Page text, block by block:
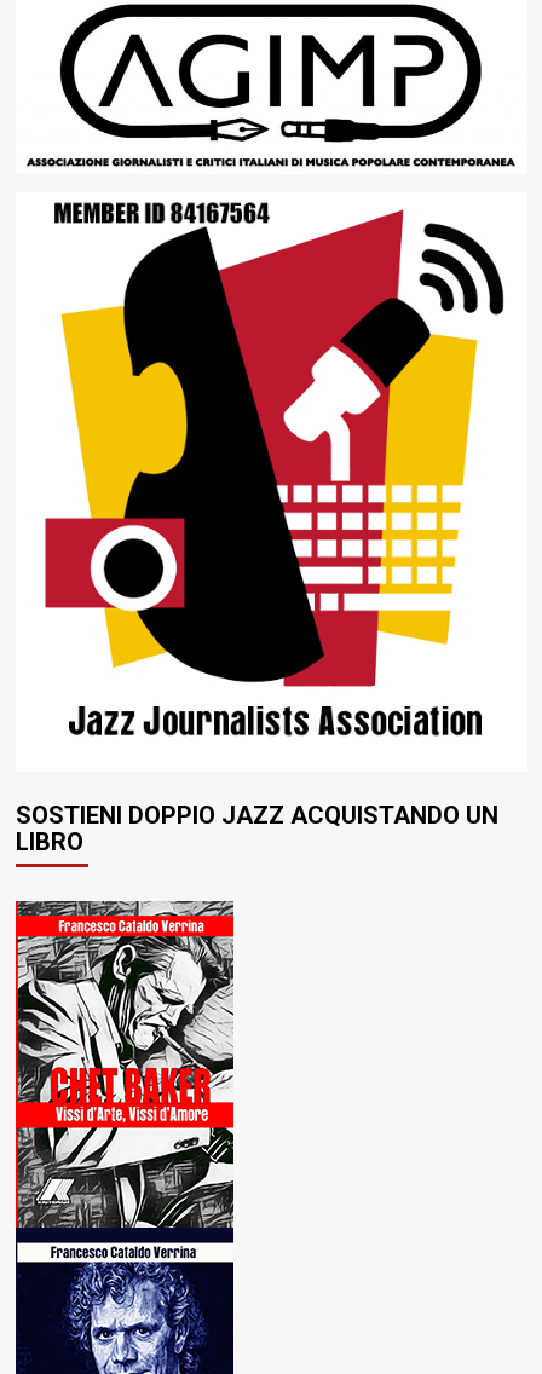
SOSTIENI DOPPIO JAZZ ACQUISTANDO UN
LIBRO